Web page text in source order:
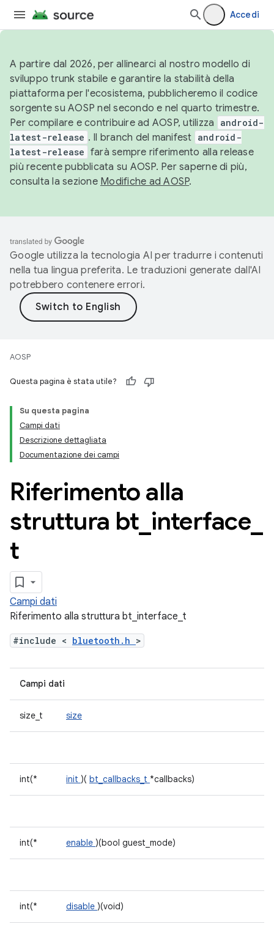
Accedi
A partire dal 2026, per allinearci al nostro modello di
sviluppo trunk stabile e garantire la stabilità della
piattaforma per l'ecosistema, pubblicheremo il codice
sorgente su AOSP nel secondo e nel quarto trimestre.
Per compilare e contribuire ad AOSP, utilizza
android-
latest-release . Il branch del manifest android-
latest-release farà sempre riferimento alla release
più recente pubblicata su AOSP. Per saperne di più,
consulta la sezione Modifiche ad AOSP.
Google utilizza la tecnologia AI per tradurre i contenuti
nella tua lingua preferita. Le traduzioni generate dall'AI
potrebbero contenere errori.
AOSP
Questa pagina è stata utile?
Su questa pagina
Campi dati
Descrizione dettagliata
Documentazione dei campi
Riferimento alla
struttura bt interface
t
Campi dati
Riferimento alla struttura bt_interface_t
#include < bluetooth.h >
Campi dati
size_t size
int(* init )( bt_callbacks_t *callbacks)
int(* enable )(bool guest_mode)
int(* disable )(void)